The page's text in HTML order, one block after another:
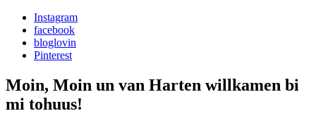
Instagram
facebook
bloglovin
Pinterest
Moin, Moin un van Harten willkamen bi
mi tohuus!